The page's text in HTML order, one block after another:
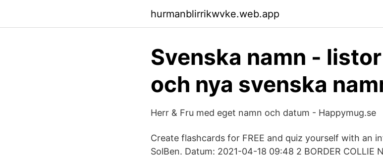
hurmanblirrikwvke.web.app
Svenska namn -
och nya svenska
Herr & Fru med eget namn och datum - Happymug.se
Create flashcards for FREE and quiz yourself with an
SolBen. Datum: 2021-04-18 09:48 2 BORDER COLLIE